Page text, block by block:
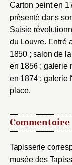
Carton peint en
présenté dans
Saisie
du Louvre. Entré
1850 ; salon de
en 1856 ; galerie
en 1874 ; galerie
place.
Commentaire
Tapisserie
musée des